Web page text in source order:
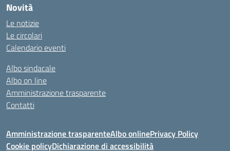
Novità
Le notizie
Le circolari
Calendario eventi
Albo sindacale
Albo on line
Amministrazione trasparente
Contatti
Amministrazione trasparenteAlbo onlinePrivacy Policy
Cookie policyDichiarazione di accessibilità